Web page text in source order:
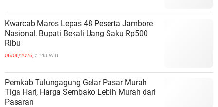
Kwarcab Maros Lepas 48 Peserta Jambore
Nasional, Bupati Bekali Uang Saku Rp500
Ribu
06/08/2026, 21:43 WIB
Pemkab Tulungagung Gelar Pasar Murah
Tiga Hari, Harga Sembako Lebih Murah dari
Pasaran